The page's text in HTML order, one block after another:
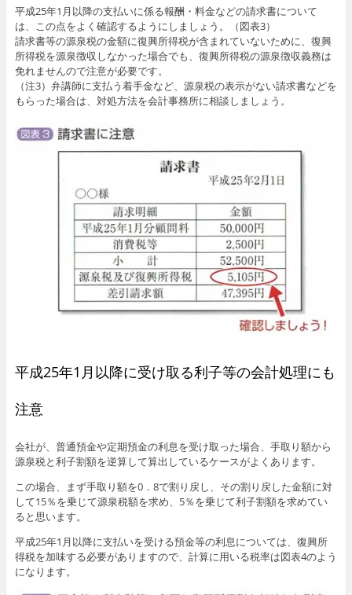
平成25年1月以降の支払いに係る報酬・料金などの請求書について
は、この点をよく確認するようにしましょう。（図表3）
請求書等の源泉税の金額に復興所得税が含まれていないために、復興
所得税を源泉徴収しなかった場合でも、復興所得税の源泉徴収義務は
免れませんので注意が必要です。
（注3）弁講師に支払う着手金など、源泉税の表示がない請求書などを
もらった場合は、対処方法を会計事務所に相談しましょう。
平成25年1月以降に受け取る利子等の会計処理にも
注意
会社が、普通預金や定期預金の利息を受け取った場合、手取り額から
源泉税と利子割額を逆算して算出しているケースがよくあります。
この場合、まず手取り額を0．8で割り戻し、その割り戻した金額に対
して15％を乗じて源泉税額を求め、5％を乗じて利子割額を求めてい
ると思います。
平成25年1月以降に支払いを受ける預金等の利息については、復興所
得税を加味する必要がありますので、計算に用いる税率は図表4のよう
になります。